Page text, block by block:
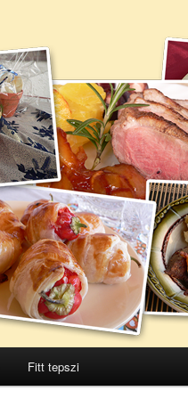
Fitt tepszi